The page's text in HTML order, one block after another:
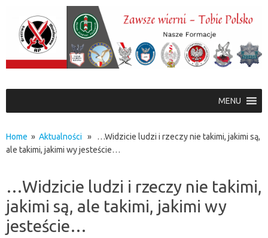
MENU
Home » Aktualności » …Widzicie ludzi i rzeczy nie takimi, jakimi są,
ale takimi, jakimi wy jesteście…
…Widzicie ludzi i rzeczy nie takimi,
jakimi są, ale takimi, jakimi wy
jesteście…